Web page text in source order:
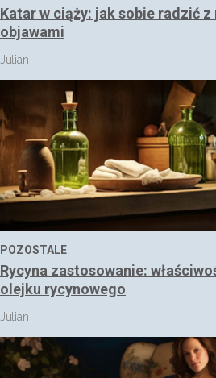
Katar w ciąży: jak sobie radzić
objawami
Julian
POZOSTALE
Rycyna zastosowanie:
olejku rycynowego
Julian